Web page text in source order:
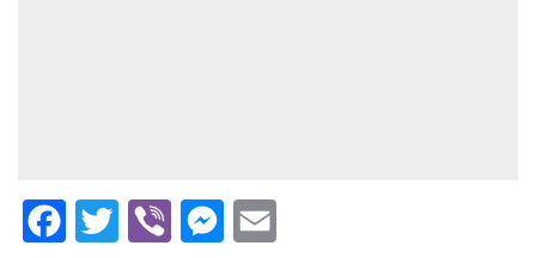
FacebookTwitterViber Messenger